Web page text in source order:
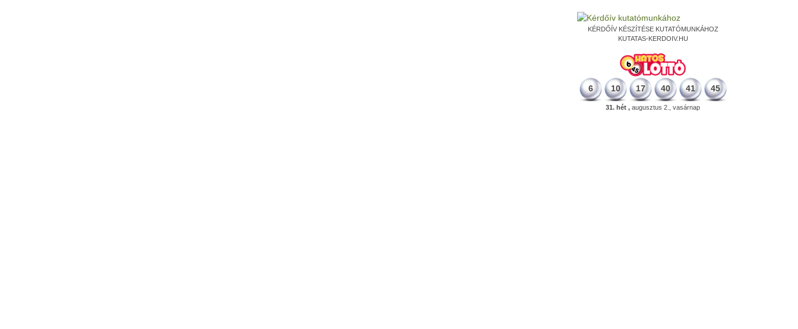
KÉRDŐÍV KÉSZÍTÉSE KUTATÓMUNKÁHOZ
KUTATAS-KERDOIV.HU
6 10 17 40 41 45
31. hét , augusztus 2., vasárnap